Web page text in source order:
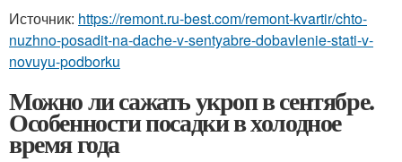
Источник: https://remont.ru-best.com/remont-kvartir/chto-
nuzhno-posadit-na-dache-v-sentyabre-dobavlenie-stati-v-
novuyu-podborku
Можно ли сажать укроп в сентябре.
Особенности посадки в холодное
время года